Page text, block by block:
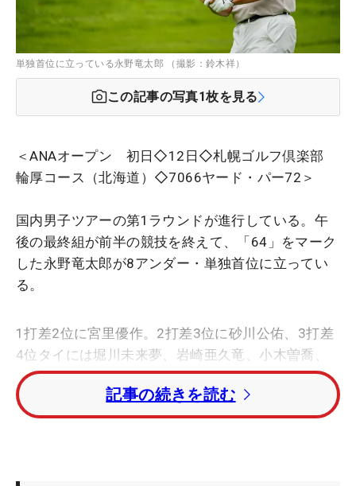
単独首位に立っている永野竜太郎 （撮影：鈴木祥）
この記事の写真1枚を見る
＜ANAオープン 初日◇12日◇札幌ゴルフ倶楽部
輪厚コース（北海道）◇7066ヤード・パー72＞
国内男子ツアーの第1ラウンドが進行している。午
後の最終組が前半の競技を終えて、「64」をマーク
した永野竜太郎が8アンダー・単独首位に立ってい
る。
1打差2位に宮里優作。2打差3位に砂川公佑、3打差
4位タイには堀川未来夢、岩崎亜久竜、小木曽喬、
下家秀琉、長谷川大晃が続いている。
3週連続優勝がかかる平田憲聖は3アンダー・23位タ
記事の続きを読む